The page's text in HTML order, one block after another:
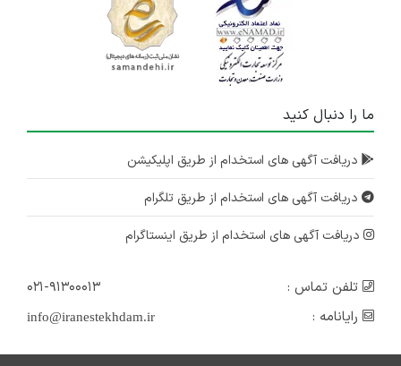
ما را دنبال کنید
دریافت آگهی های استخدام از طریق اپلیکیشن
دریافت آگهی های استخدام از طریق تلگرام
دریافت آگهی های استخدام از طریق اینستاگرام
تلفن تماس :
۰۲۱-۹۱۳۰۰۰۱۳
رایانامه :
info@iranestekhdam.ir